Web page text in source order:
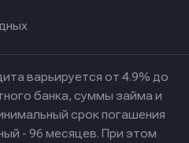
варьируется от 4.9% до
банка, суммы займа и
срок погашения
- 96 месяцев. При этом